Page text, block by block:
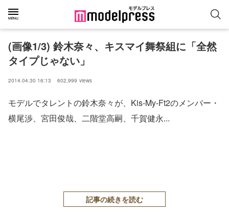
(画像1/3) 鈴木奈々、キスマイ舞祭組に「全然
タイプじゃない」
2014.04.30 16:13 602,999 views
モデルでタレントの鈴木奈々が、Kis-My-Ft2のメンバー・
横尾渉、宮田俊哉、二階堂高嗣、千賀健永...
記事の続きを読む